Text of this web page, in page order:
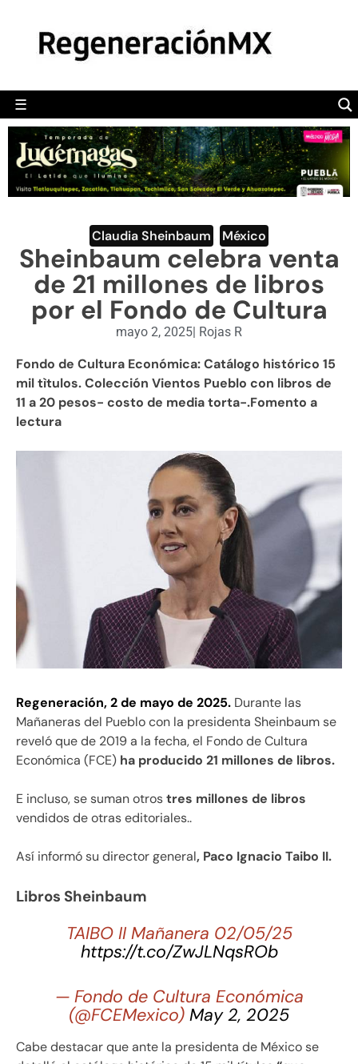
☰
POLÍTICA
CAMALEÓN
OPINIÓN
DEPORTES
ENGLISH SECTION
VIDEOS
Claudia Sheinbaum México
Sheinbaum celebra venta
de 21 millones de libros
por el Fondo de Cultura
mayo 2, 2025| Rojas R
Fondo de Cultura Económica: Catálogo histórico 15
mil tìtulos. Colección Vientos Pueblo con libros de
11 a 20 pesos- costo de media torta-.Fomento a
lectura
Regeneración, 2 de mayo de 2025. Durante las
Mañaneras del Pueblo con la presidenta Sheinbaum se
reveló que de 2019 a la fecha, el Fondo de Cultura
Económica (FCE) ha producido 21 millones de libros.
E incluso, se suman otrostres millones de libros
vendidos de otras editoriales..
Así informó su director general, Paco Ignacio Taibo II.
Libros Sheinbaum
TAIBO II Mañanera 02/05/25
https://t.co/ZwJLNqsROb
— Fondo de Cultura Económica
(@FCEMexico) May 2, 2025
Cabe destacar que ante la presidenta de México se